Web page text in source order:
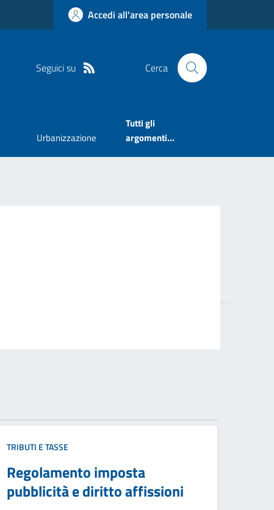
Accedi all'area personale
Seguici su Cerca
Urbanizzazione
Tutti gli
argomenti...
TRIBUTI E TASSE
Regolamento imposta
pubblicità e diritto affissioni